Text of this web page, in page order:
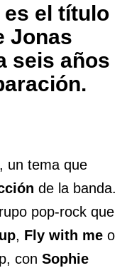
el título
Jonas
seis años
, un tema que
de la banda.
pop-rock que
, Fly with me o
con Sophie